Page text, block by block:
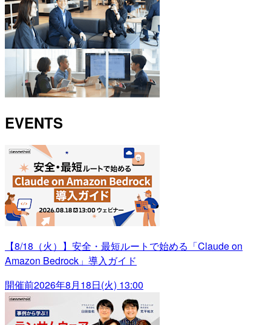
EVENTS
【8/18（火）】安全・最短ルートで始める「Claude on
Amazon Bedrock」導入ガイド
開催前2026年8月18日(火) 13:00